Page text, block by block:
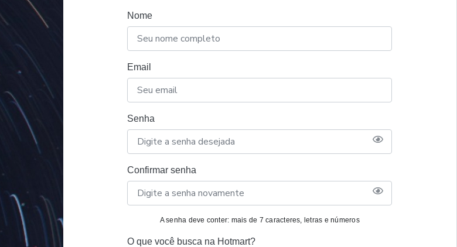
Nome
Email
Senha
Confirmar senha
A senha deve conter: mais de 7 caracteres, letras e números
O que você busca na Hotmart?